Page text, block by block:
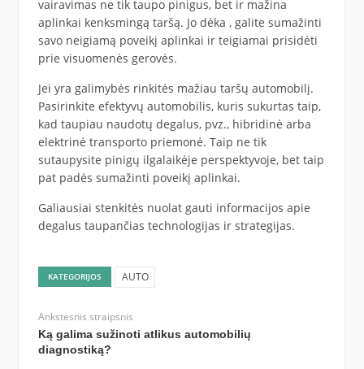
vairavimas ne tik taupo pinigus, bet ir mažina
aplinkai kenksmingą taršą. Jo dėka , galite sumažinti
savo neigiamą poveikį aplinkai ir teigiamai prisidėti
prie visuomenės gerovės.
Jei yra galimybės rinkitės mažiau taršų automobilį.
Pasirinkite efektyvų automobilis, kuris sukurtas taip,
kad taupiau naudotų degalus, pvz., hibridinė arba
elektrinė transporto priemonė. Taip ne tik
sutaupysite pinigų ilgalaikėje perspektyvoje, bet taip
pat padės sumažinti poveikį aplinkai.
Galiausiai stenkitės nuolat gauti informacijos apie
degalus taupančias technologijas ir strategijas.
KATEGORIJOS AUTO
Ankstesnis straipsnis
Ką galima sužinoti atlikus automobilių
diagnostiką?